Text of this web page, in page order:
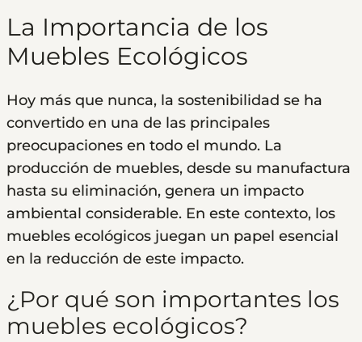
La Importancia de los
Muebles Ecológicos
Hoy más que nunca, la sostenibilidad se ha
convertido en una de las principales
preocupaciones en todo el mundo. La
producción de muebles, desde su manufactura
hasta su eliminación, genera un impacto
ambiental considerable. En este contexto, los
muebles ecológicos juegan un papel esencial
en la reducción de este impacto.
¿Por qué son importantes los
muebles ecológicos?